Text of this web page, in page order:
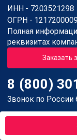
ИНН - 7203521298
ОГРН -
Полная
реквизитах
Заказать
8 (800)
Звонок по России
Пн-Пт: 08:00 -
Сб: 08:00 - 16:00
Вс: Выходной